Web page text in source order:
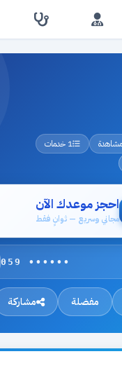
1 خدمات
احجز موعدك الآن
مجاني وسريع — ثوانٍ فقط
059 ••••••
مفضلة مشاركة